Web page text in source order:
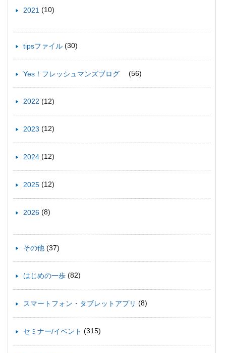
2021 (10)
tipsファイル (30)
Yes！フレッシュマンズブログ (56)
2022 (12)
2023 (12)
2024 (12)
2025 (12)
2026 (8)
その他 (37)
はじめの一歩 (82)
スマートフォン・タブレットアプリ (8)
セミナー/イベント (315)